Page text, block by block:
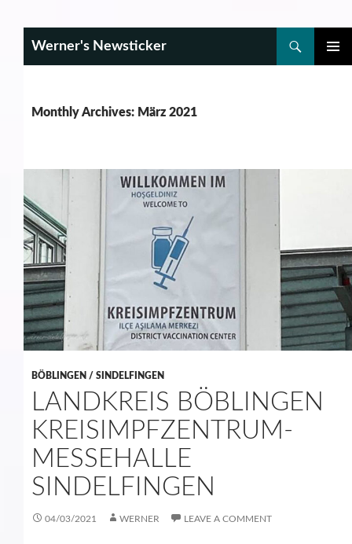
Werner's Newsticker
Monthly Archives: März 2021
BÖBLINGEN / SINDELFINGEN
LANDKREIS BÖBLINGEN
KREISIMPFZENTRUM-
MESSEHALLE
SINDELFINGEN
04/03/2021 WERNER LEAVE A COMMENT